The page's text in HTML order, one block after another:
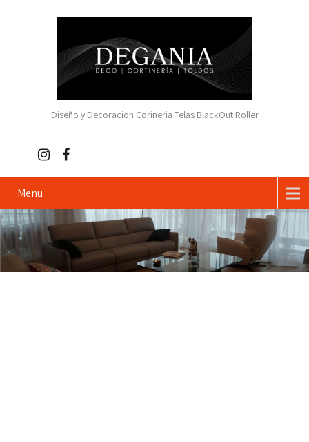
Diseño y Decoracion Corineria Telas BlackOut Roller
Menu